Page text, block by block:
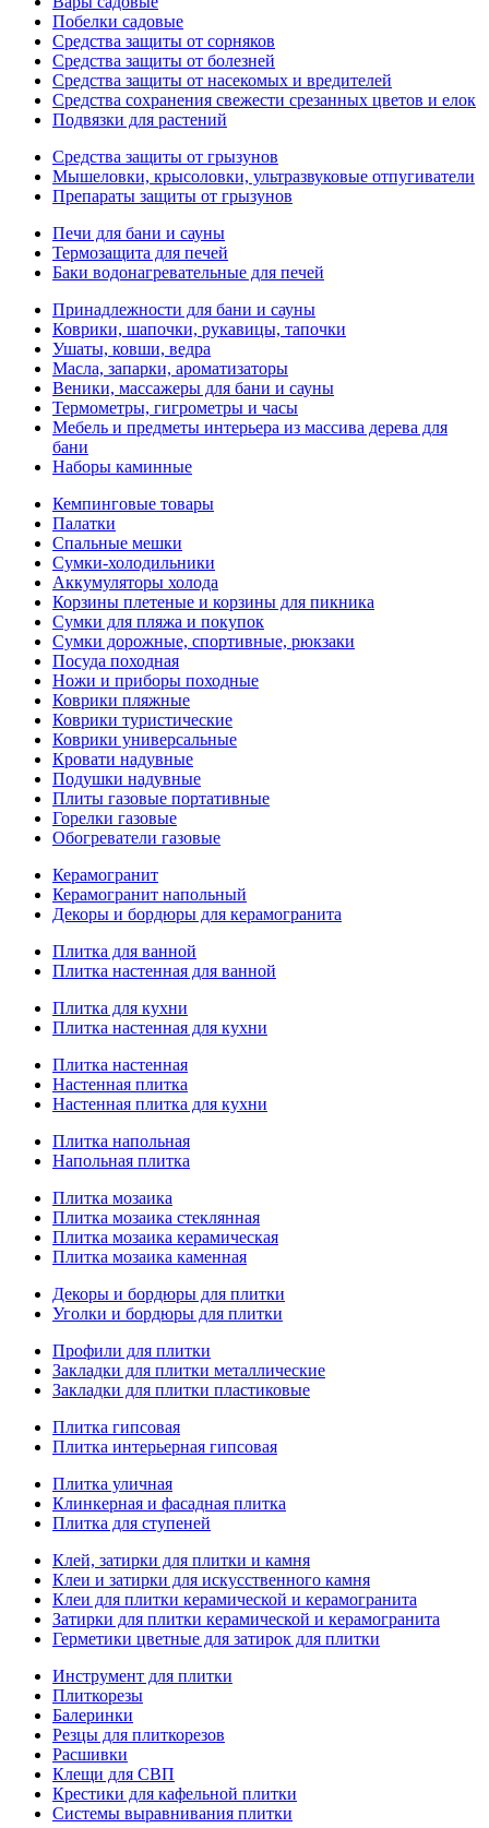
Побелки садовые
Средства защиты от сорняков
Средства защиты от болезней
Средства защиты от насекомых и вредителей
Средства сохранения свежести срезанных цветов и елок
Подвязки для растений
Средства защиты от грызунов
Мышеловки, крысоловки, ультразвуковые отпугиватели
Препараты защиты от грызунов
Печи для бани и сауны
Термозащита для печей
Баки водонагревательные для печей
Принадлежности для бани и сауны
Коврики, шапочки, рукавицы, тапочки
Ушаты, ковши, ведра
Масла, запарки, ароматизаторы
Веники, массажеры для бани и сауны
Термометры, гигрометры и часы
Мебель и предметы интерьера из массива дерева для
бани
Наборы каминные
Кемпинговые товары
Палатки
Спальные мешки
Сумки-холодильники
Аккумуляторы холода
Корзины плетеные и корзины для пикника
Сумки для пляжа и покупок
Сумки дорожные, спортивные, рюкзаки
Посуда походная
Ножи и приборы походные
Коврики пляжные
Коврики туристические
Коврики универсальные
Кровати надувные
Подушки надувные
Плиты газовые портативные
Горелки газовые
Обогреватели газовые
Керамогранит
Керамогранит напольный
Декоры и бордюры для керамогранита
Плитка для ванной
Плитка настенная для ванной
Плитка для кухни
Плитка настенная для кухни
Плитка настенная
Настенная плитка
Настенная плитка для кухни
Плитка напольная
Напольная плитка
Плитка мозаика
Плитка мозаика стеклянная
Плитка мозаика керамическая
Плитка мозаика каменная
Декоры и бордюры для плитки
Уголки и бордюры для плитки
Профили для плитки
Закладки для плитки металлические
Закладки для плитки пластиковые
Плитка гипсовая
Плитка интерьерная гипсовая
Плитка уличная
Клинкерная и фасадная плитка
Плитка для ступеней
Клей, затирки для плитки и камня
Клеи и затирки для искусственного камня
Клеи для плитки керамической и керамогранита
Затирки для плитки керамической и керамогранита
Герметики цветные для затирок для плитки
Инструмент для плитки
Плиткорезы
Балеринки
Резцы для плиткорезов
Расшивки
Клещи для СВП
Крестики для кафельной плитки
Системы выравнивания плитки